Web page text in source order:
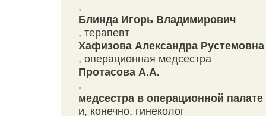
,
Блинда Игорь Владимирович
, терапевт
Хафизова Александра Рустемовна
, операционная медсестра
Протасова А.А.
,
медсестра в операционной палате
и, конечно, гинеколог